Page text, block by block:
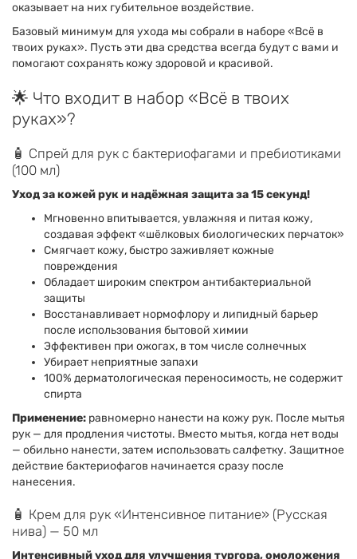
оказывает на них губительное воздействие.
Базовый минимум для ухода мы собрали в наборе «Всё в
твоих руках». Пусть эти два средства всегда будут с вами и
помогают сохранять кожу здоровой и красивой.
🌟 Что входит в набор «Всё в твоих
руках»?
🧴 Спрей для рук с бактериофагами и пребиотиками
(100 мл)
Уход за кожей рук и надёжная защита за 15 секунд!
Мгновенно впитывается, увлажняя и питая кожу,
создавая эффект «шёлковых биологических перчаток»
Смягчает кожу, быстро заживляет кожные
повреждения
Обладает широким спектром антибактериальной
защиты
Восстанавливает нормофлору и липидный барьер
после использования бытовой химии
Эффективен при ожогах, в том числе солнечных
Убирает неприятные запахи
100% дерматологическая переносимость, не содержит
спирта
Применение: равномерно нанести на кожу рук. После мытья
рук — для продления чистоты. Вместо мытья, когда нет воды
— обильно нанести, затем использовать салфетку. Защитное
действие бактериофагов начинается сразу после
нанесения.
🧴 Крем для рук «Интенсивное питание» (Русская
нива) — 50 мл
Интенсивный уход для улучшения тургора, омоложения